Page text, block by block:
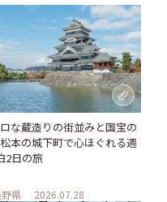
な蔵造りの街並みと国宝の
本の城下町で心ほぐれる週
2日の旅
県 2026.07.28